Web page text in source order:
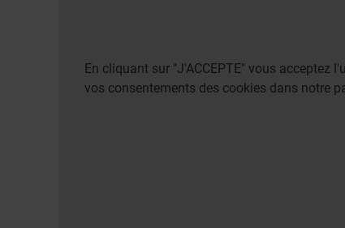
En cliquant sur "J'ACCEPTE" vous
vos consentements des cookies dans notre